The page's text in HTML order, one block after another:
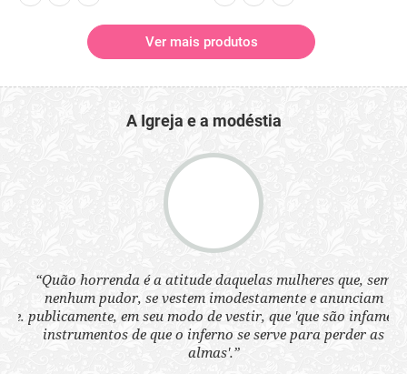
Ver mais produtos
A Igreja e a modéstia
“Quão horrenda é a atitude daquelas mulheres que, sem
nenhum pudor, se vestem imodestamente e anunciam
publicamente, em seu modo de vestir, que 'que são infames
instrumentos de que o inferno se serve para perder as
almas'.”